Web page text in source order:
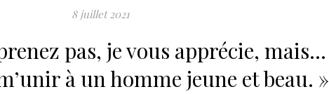
8 juillet 2021
pas, je vous apprécie, mais…
à un homme jeune et beau. »